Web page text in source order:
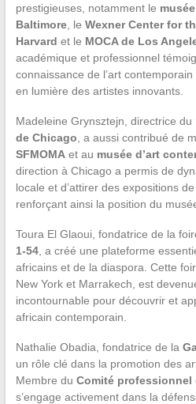
prestigieuses, notamment le
Baltimore, le Wexner Center for
Harvard et le MOCA de Los
académique et professionnel
connaissance de l’art
en lumière des artistes innovants.
Madeleine Grynsztejn, directrice du
de Chicago , a aussi contribué de
SFMOMAet au musée d’art
direction à Chicago a permis de
locale et d’attirer des expositions
renforçant ainsi la position du
Toura El Glaoui, fondatrice de la
1-54, a créé une plateforme
africains et de la diaspora. Cette
New York et Marrakech, est
incontournable pour découvrir et
africain contemporain.
Nathalie Obadia, fondatrice de la
un rôle clé dans la promotion des
Membre du Comité professionnel
s’engage activement dans la